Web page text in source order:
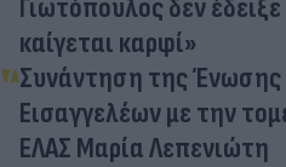
Γιωτόπουλος δεν
καίγεται καρφί»
Συνάντηση της Ένωσης
Εισαγγελέων με την
ΕΛΑΣ Μαρία Λεπενιώτη